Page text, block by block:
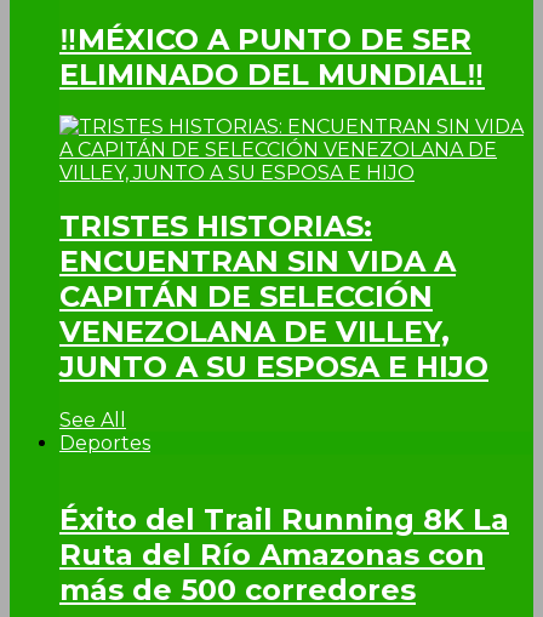
‼MÉXICO A PUNTO DE SER
ELIMINADO DEL MUNDIAL‼
TRISTES HISTORIAS:
ENCUENTRAN SIN VIDA A
CAPITÁN DE SELECCIÓN
VENEZOLANA DE VILLEY,
JUNTO A SU ESPOSA E HIJO
See All
Deportes
Éxito del Trail Running 8K La
Ruta del Río Amazonas con
más de 500 corredores